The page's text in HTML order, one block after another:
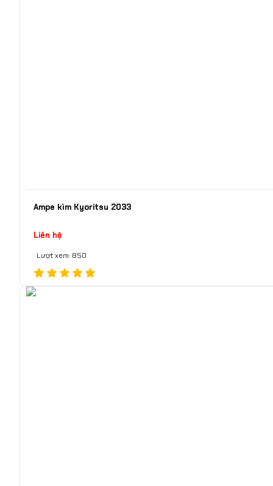
Ampe kìm Kyoritsu 2033
Liên hệ
Lượt xem: 850